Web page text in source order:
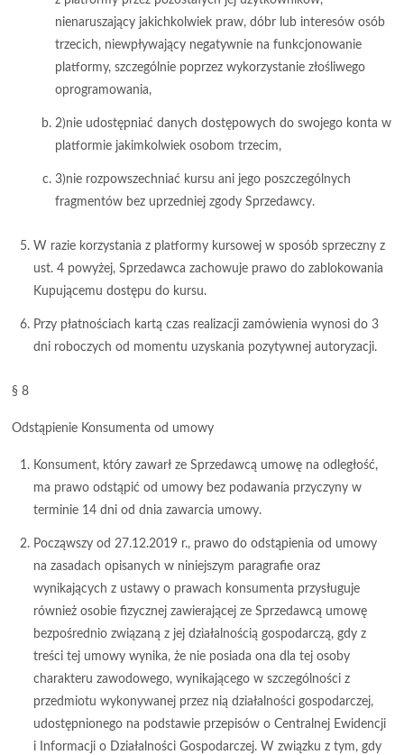
nienaruszający jakichkolwiek praw, dóbr lub interesów osób
trzecich, niewpływający negatywnie na funkcjonowanie
platformy, szczególnie poprzez wykorzystanie złośliwego
oprogramowania,
2)nie udostępniać danych dostępowych do swojego konta w
platformie jakimkolwiek osobom trzecim,
3)nie rozpowszechniać kursu ani jego poszczególnych
fragmentów bez uprzedniej zgody Sprzedawcy.
W razie korzystania z platformy kursowej w sposób sprzeczny z
ust. 4 powyżej, Sprzedawca zachowuje prawo do zablokowania
Kupującemu dostępu do kursu.
Przy płatnościach kartą czas realizacji zamówienia wynosi do 3
dni roboczych od momentu uzyskania pozytywnej autoryzacji.
§ 8
Odstąpienie Konsumenta od umowy
Konsument, który zawarł ze Sprzedawcą umowę na odległość,
ma prawo odstąpić od umowy bez podawania przyczyny w
terminie 14 dni od dnia zawarcia umowy.
Począwszy od 27.12.2019 r., prawo do odstąpienia od umowy
na zasadach opisanych w niniejszym paragrafie oraz
wynikających z ustawy o prawach konsumenta przysługuje
również osobie fizycznej zawierającej ze Sprzedawcą umowę
bezpośrednio związaną z jej działalnością gospodarczą, gdy z
treści tej umowy wynika, że nie posiada ona dla tej osoby
charakteru zawodowego, wynikającego w szczególności z
przedmiotu wykonywanej przez nią działalności gospodarczej,
udostępnionego na podstawie przepisów o Centralnej Ewidencji
i Informacji o Działalności Gospodarczej. W związku z tym, gdy